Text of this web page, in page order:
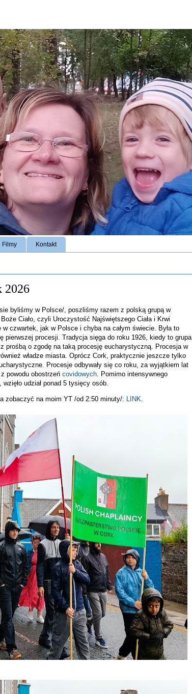
Filmy Kontakt
2026
byliśmy w Polsce/, poszliśmy razem z polską grupą w
Ciało, czyli Uroczystość Najświętszego Ciała i Krwi
czwartek, jak w Polsce i chyba na całym świecie. Była to
pierwszej procesji. Tradycja sięga do roku 1926, kiedy to grupa
prośbą o zgodę na taką procesję eucharystyczną. Procesja w
władze miasta. Oprócz Cork, praktycznie jeszcze tylko
Procesje odbywały się co roku, za wyjątkiem lat
powodu obostrzeń covidowych. Pomimo intensywnego
udział ponad 5 tysięcy osób.
zobaczyć na moim YT /od 2:50 minuty/: LINK.